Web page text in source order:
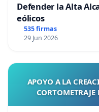
Defender la Alta
eólicos
535 firmas
29 Jun 2026
APOYO A LA